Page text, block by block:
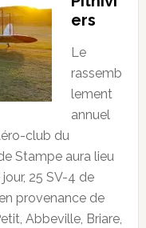
ers
Le
rassemb
lement
annuel
club du
Stampe aura lieu
25 SV-4 de
provenance de
Abbeville, Briare,